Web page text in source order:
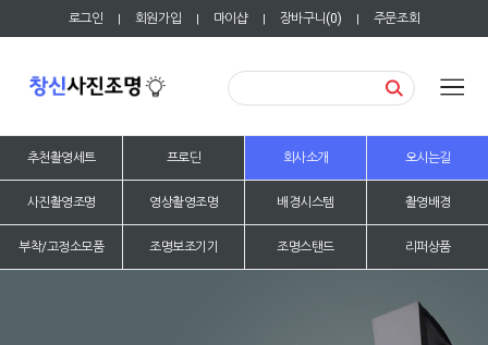
로그인 | 회원가입 | 마이샵 | 장바구니(0) | 주문조회
추천촬영세트 프로딘 회사소개 오시는길
사진촬영조명 영상촬영조명 배경시스템 촬영배경
부착/고정소모품 조명보조기기 조명스탠드 리퍼상품